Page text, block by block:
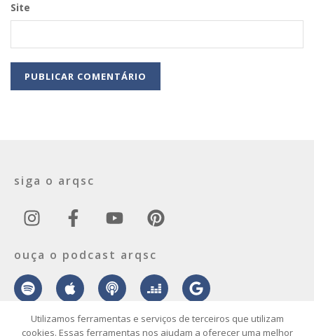
Site
siga o arqsc
ouça o podcast arqsc
Utilizamos ferramentas e serviços de terceiros que utilizam
cookies. Essas ferramentas nos ajudam a oferecer uma melhor